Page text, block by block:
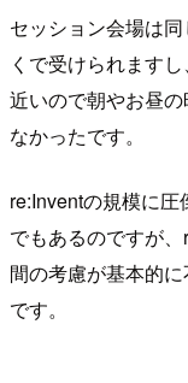
セッション会場は
くで受けられます
近いので朝やお昼
なかったです。
re:Inventの規模に
でもあるのですが
間の考慮が基本的
です。